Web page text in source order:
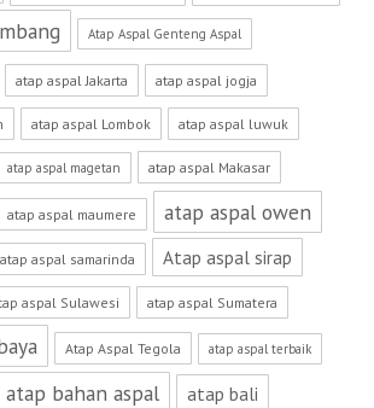
Atap Aspal Genteng Aspal
atap aspal Jakarta atap aspal jogja
atap aspal Lombok atap aspal luwuk
atap aspal magetan atap aspal Makasar
atap aspal maumere atap aspal owen
atap aspal samarinda Atap aspal sirap
aspal Sulawesi atap aspal Sumatera
Atap Aspal Tegola atap aspal terbaik
atap bahan aspal
atap bali